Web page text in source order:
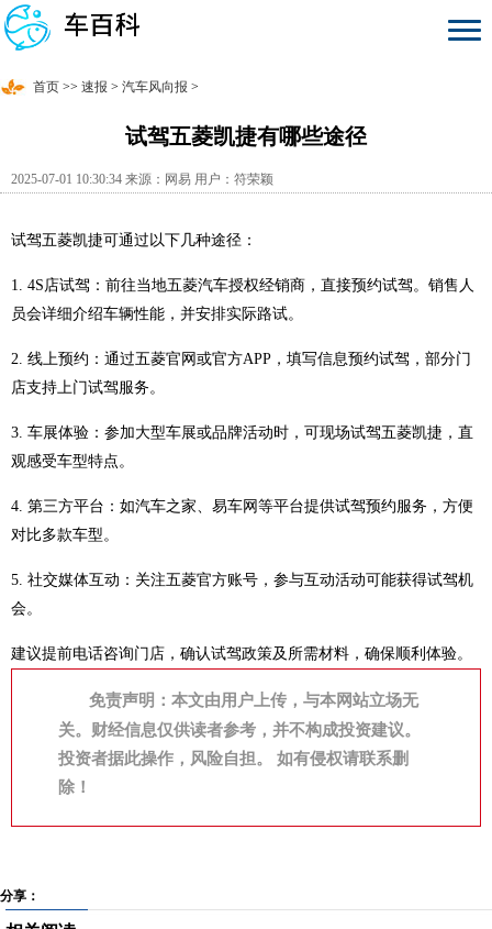
首页 >> 速报 > 汽车风向报 >
试驾五菱凯捷有哪些途径
2025-07-01 10:30:34 来源：网易 用户：符荣颖
试驾五菱凯捷可通过以下几种途径：
1. 4S店试驾：前往当地五菱汽车授权经销商，直接预约试驾。销售人
员会详细介绍车辆性能，并安排实际路试。
2. 线上预约：通过五菱官网或官方APP，填写信息预约试驾，部分门
店支持上门试驾服务。
3. 车展体验：参加大型车展或品牌活动时，可现场试驾五菱凯捷，直
观感受车型特点。
4. 第三方平台：如汽车之家、易车网等平台提供试驾预约服务，方便
对比多款车型。
5. 社交媒体互动：关注五菱官方账号，参与互动活动可能获得试驾机
会。
建议提前电话咨询门店，确认试驾政策及所需材料，确保顺利体验。
免责声明：本文由用户上传，与本网站立场无
关。财经信息仅供读者参考，并不构成投资建议。
投资者据此操作，风险自担。 如有侵权请联系删
除！
分享：